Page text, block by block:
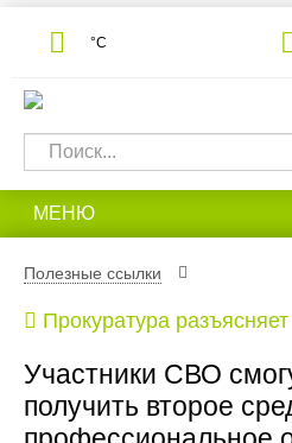
°С
МЕНЮ
Полезные ссылки
Прокуратура разъясняет
Участники СВО
получить второе